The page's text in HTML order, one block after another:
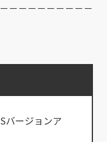
－－－－－－－－－
ージョンア